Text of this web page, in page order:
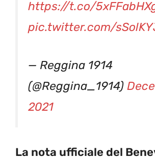
https://t.co/
pic.twitter.com/
— Reggina 1914
(@Reggina_1914)
2021
La nota ufficiale del